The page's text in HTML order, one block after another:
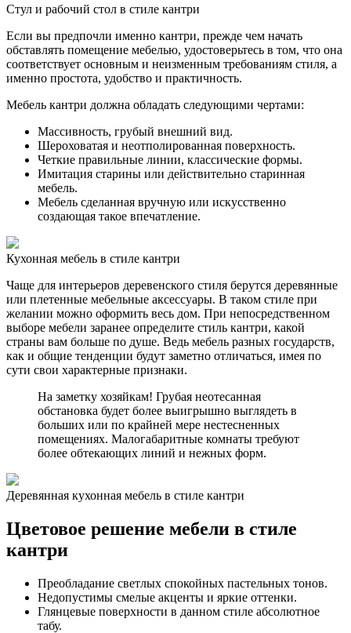
Стул и рабочий стол в стиле кантри
Если вы предпочли именно кантри, прежде чем начать
обставлять помещение мебелью, удостоверьтесь в том, что она
соответствует основным и неизменным требованиям стиля, а
именно простота, удобство и практичность.
Мебель кантри должна обладать следующими чертами:
Массивность, грубый внешний вид.
Шероховатая и неотполированная поверхность.
Четкие правильные линии, классические формы.
Имитация старины или действительно старинная
мебель.
Мебель сделанная вручную или искусственно
создающая такое впечатление.
Кухонная мебель в стиле кантри
Чаще для интерьеров деревенского стиля берутся деревянные
или плетенные мебельные аксессуары. В таком стиле при
желании можно оформить весь дом. При непосредственном
выборе мебели заранее определите стиль кантри, какой
страны вам больше по душе. Ведь мебель разных государств,
как и общие тенденции будут заметно отличаться, имея по
сути свои характерные признаки.
На заметку хозяйкам! Грубая неотесанная
обстановка будет более выигрышно выглядеть в
больших или по крайней мере нестесненных
помещениях. Малогабаритные комнаты требуют
более обтекающих линий и нежных форм.
Деревянная кухонная мебель в стиле кантри
Цветовое решение мебели в стиле
кантри
Преобладание светлых спокойных пастельных тонов.
Недопустимы смелые акценты и яркие оттенки.
Глянцевые поверхности в данном стиле абсолютное
табу.